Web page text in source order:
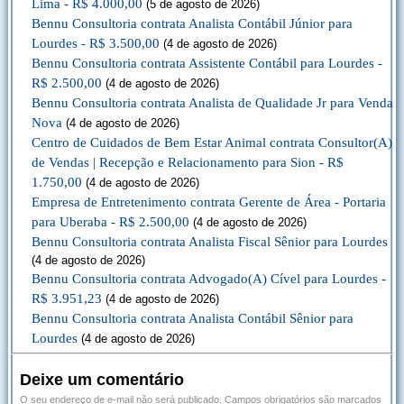
Lima - R$ 4.000,00 (5 de agosto de 2026)
Bennu Consultoria contrata Analista Contábil Júnior para
Lourdes - R$ 3.500,00 (4 de agosto de 2026)
Bennu Consultoria contrata Assistente Contábil para Lourdes -
R$ 2.500,00 (4 de agosto de 2026)
Bennu Consultoria contrata Analista de Qualidade Jr para Venda
Nova (4 de agosto de 2026)
Centro de Cuidados de Bem Estar Animal contrata Consultor(A)
de Vendas | Recepção e Relacionamento para Sion - R$
1.750,00 (4 de agosto de 2026)
Empresa de Entretenimento contrata Gerente de Área - Portaria
para Uberaba - R$ 2.500,00 (4 de agosto de 2026)
Bennu Consultoria contrata Analista Fiscal Sênior para Lourdes
(4 de agosto de 2026)
Bennu Consultoria contrata Advogado(A) Cível para Lourdes -
R$ 3.951,23 (4 de agosto de 2026)
Bennu Consultoria contrata Analista Contábil Sênior para
Lourdes (4 de agosto de 2026)
Deixe um comentário
O seu endereço de e-mail não será publicado. Campos obrigatórios são marcados